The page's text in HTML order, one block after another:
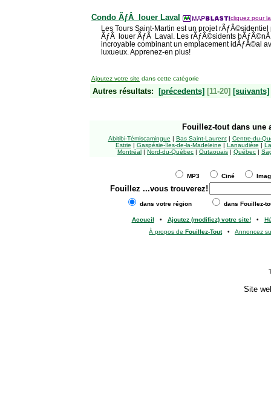
Condo ÃƒÂ louer Laval cliquez pour
Les Tours Saint-Martin est un projet
ÃƒÂ louer ÃƒÂ Laval. Les rÃƒÂ©sidents
incroyable combinant un emplacement idÃƒÂ©al
luxueux. Apprenez-en plus!
Ajoutez votre site dans cette catégorie
Autres résultats: [précedents] [11-20] [suivants]
Fouillez-tout dans une
Abitibi-Témiscamingue | Bas Saint-Laurent| Centre-du-
Estrie | Gaspésie-Îles-de-la-Madeleine | Lanaudière |
Montréal | Nord-du-Québec | Outaouais | Québec |
MP3 Ciné
Fouillez ...vous trouverez!
dans votre région dans Fouillez-
Accueil • Ajoutez (modifiez) votre site!•
À propos de Fouillez-Tout• Annoncez
Site